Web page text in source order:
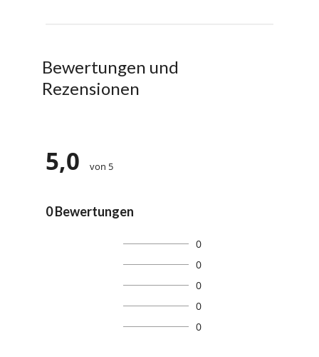
Bewertungen und
Rezensionen
5,0 von 5
0 Bewertungen
0
0
0
0
0